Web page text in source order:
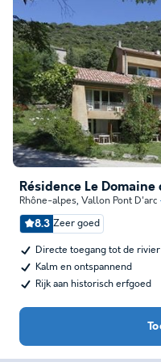
Résidence Le
Rhône-alpes, Vallon Pont D'arc
8.3 Zeer goed
Directe toegang tot de rivier
Kalm en ontspannend
Rijk aan historisch erfgoed